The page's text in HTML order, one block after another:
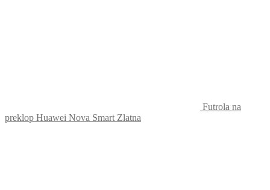
Futrola na
preklop Huawei Nova Smart Zlatna